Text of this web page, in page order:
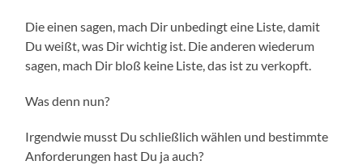
Die einen sagen, mach Dir unbedingt eine Liste, damit
Du weißt, was Dir wichtig ist. Die anderen wiederum
sagen, mach Dir bloß keine Liste, das ist zu verkopft.
Was denn nun?
Irgendwie musst Du schließlich wählen und bestimmte
Anforderungen hast Du ja auch?